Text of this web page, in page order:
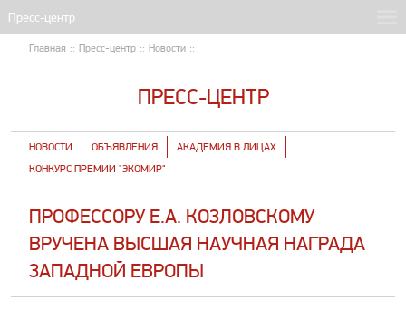
Главная :: Пресс-центр :: Новости ::
ПРЕСС-ЦЕНТР
НОВОСТИ ОБЪЯВЛЕНИЯ
АКАДЕМИЯ В ЛИЦАХ
КОНКУРС ПРЕМИИ "ЭКОМИР"
ПРОФЕССОРУ Е.А. КОЗЛОВСКОМУ
ВРУЧЕНА ВЫСШАЯ НАУЧНАЯ НАГРАДА
ЗАПАДНОЙ ЕВРОПЫ